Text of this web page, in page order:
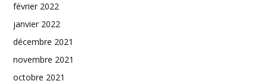
février 2022
janvier 2022
décembre 2021
novembre 2021
octobre 2021